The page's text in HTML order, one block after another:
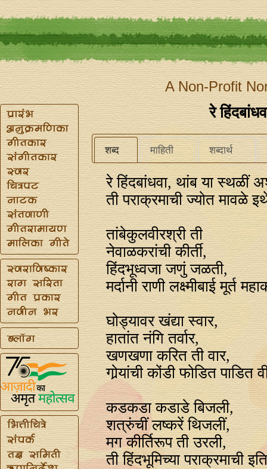
A Non-Profit
रे
शब्द माहिती शब्दार्थ
रे हिंदबांधवा, थांब या स्थळीं
ती पराक्रमाची ज्योत मावळे
तांबेकुलवीरश्री ती
नेवाळकरांची कीर्ती,
हिंदभूध्वजा जणुं जळती,
मर्दानी राणी लक्ष्मीबाई मूर्त
घोड्यावर खंद्या स्वार,
हातांत नंगि तर्वार,
खणखणा करित ती वार,
गोर्‍यांची कोंडी फोडित
कडकडा कडाडे बिजली,
शत्रुंचीं लष्करें थिजलीं,
मग कीर्तिरूप ती उरली,
ती हिंदभूमिच्या पराक्रमाची